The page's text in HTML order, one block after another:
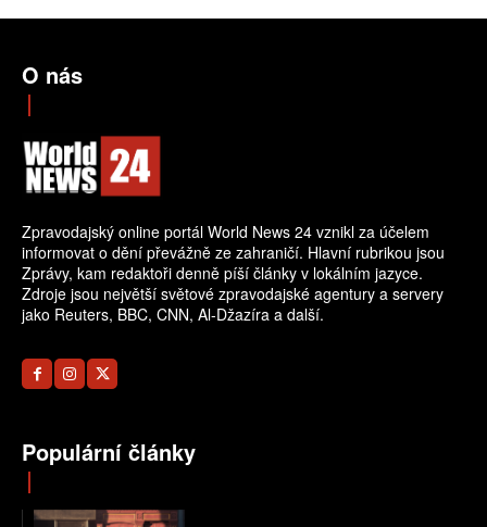
O nás
Zpravodajský online portál World News 24 vznikl za účelem
informovat o dění převážně ze zahraničí. Hlavní rubrikou jsou
Zprávy, kam redaktoři denně píší články v lokálním jazyce.
Zdroje jsou největší světové zpravodajské agentury a servery
jako Reuters, BBC, CNN, Al-Džazíra a další.
Populární články